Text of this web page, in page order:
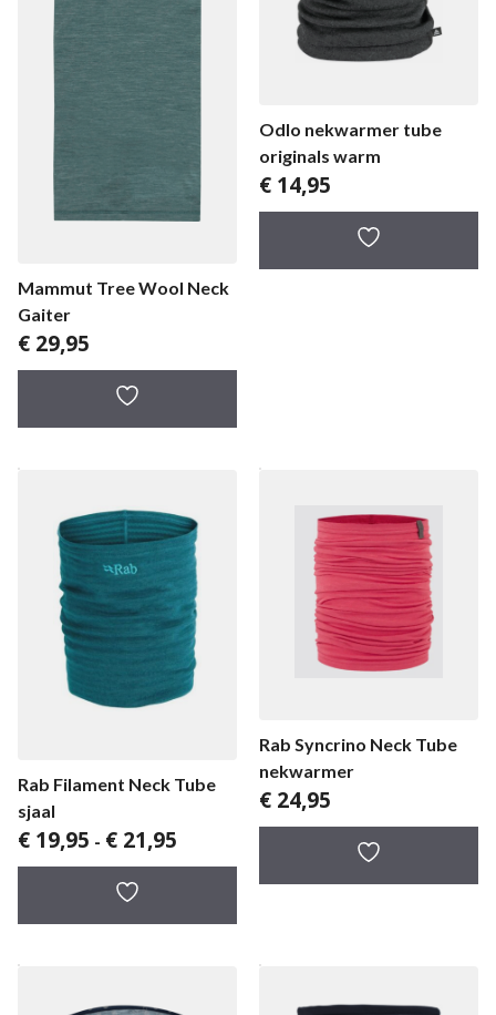
Mammut Tree Wool Neck
Gaiter
€ 29,95
Odlo nekwarmer tube
originals warm
€ 14,95
Rab Filament Neck Tube
sjaal
€ 19,95 - € 21,95 Prijsklasse:
Rab Syncrino Neck Tube
nekwarmer
€ 24,95